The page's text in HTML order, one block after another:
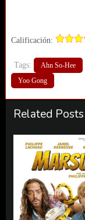
Calificación:
Tags: Ahn So-Hee
Yoo Gong
Related Posts